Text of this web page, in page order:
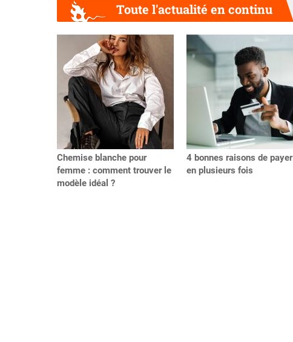
Toute l'actualité en continu
Chemise blanche pour
femme : comment trouver le
modèle idéal ?
4 bonnes raisons de payer
en plusieurs fois
Précédent